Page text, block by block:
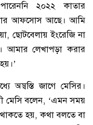
২০২২ কাতার
আফসোস আছে। আমি
ছোটবেলায় ইংরেজি না
আমার লেখাপড়া করার
অস্বস্তি জাগে মেসির।
মেসি বলেন, ‘এমন সময়
থাকতে হয়, কথা বলতে বা